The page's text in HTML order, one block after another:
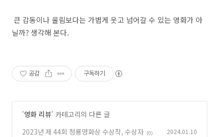
큰 감동이나 울림보다는 가볍게 웃고 넘어갈 수 있는 영화가 아
닐까? 생각해 본다.
공감 구독하기
'영화 리뷰' 카테고리의 다른 글
2023년 제 44회 청룡영화상 수상작, 수상자 (0) 2024.01.10